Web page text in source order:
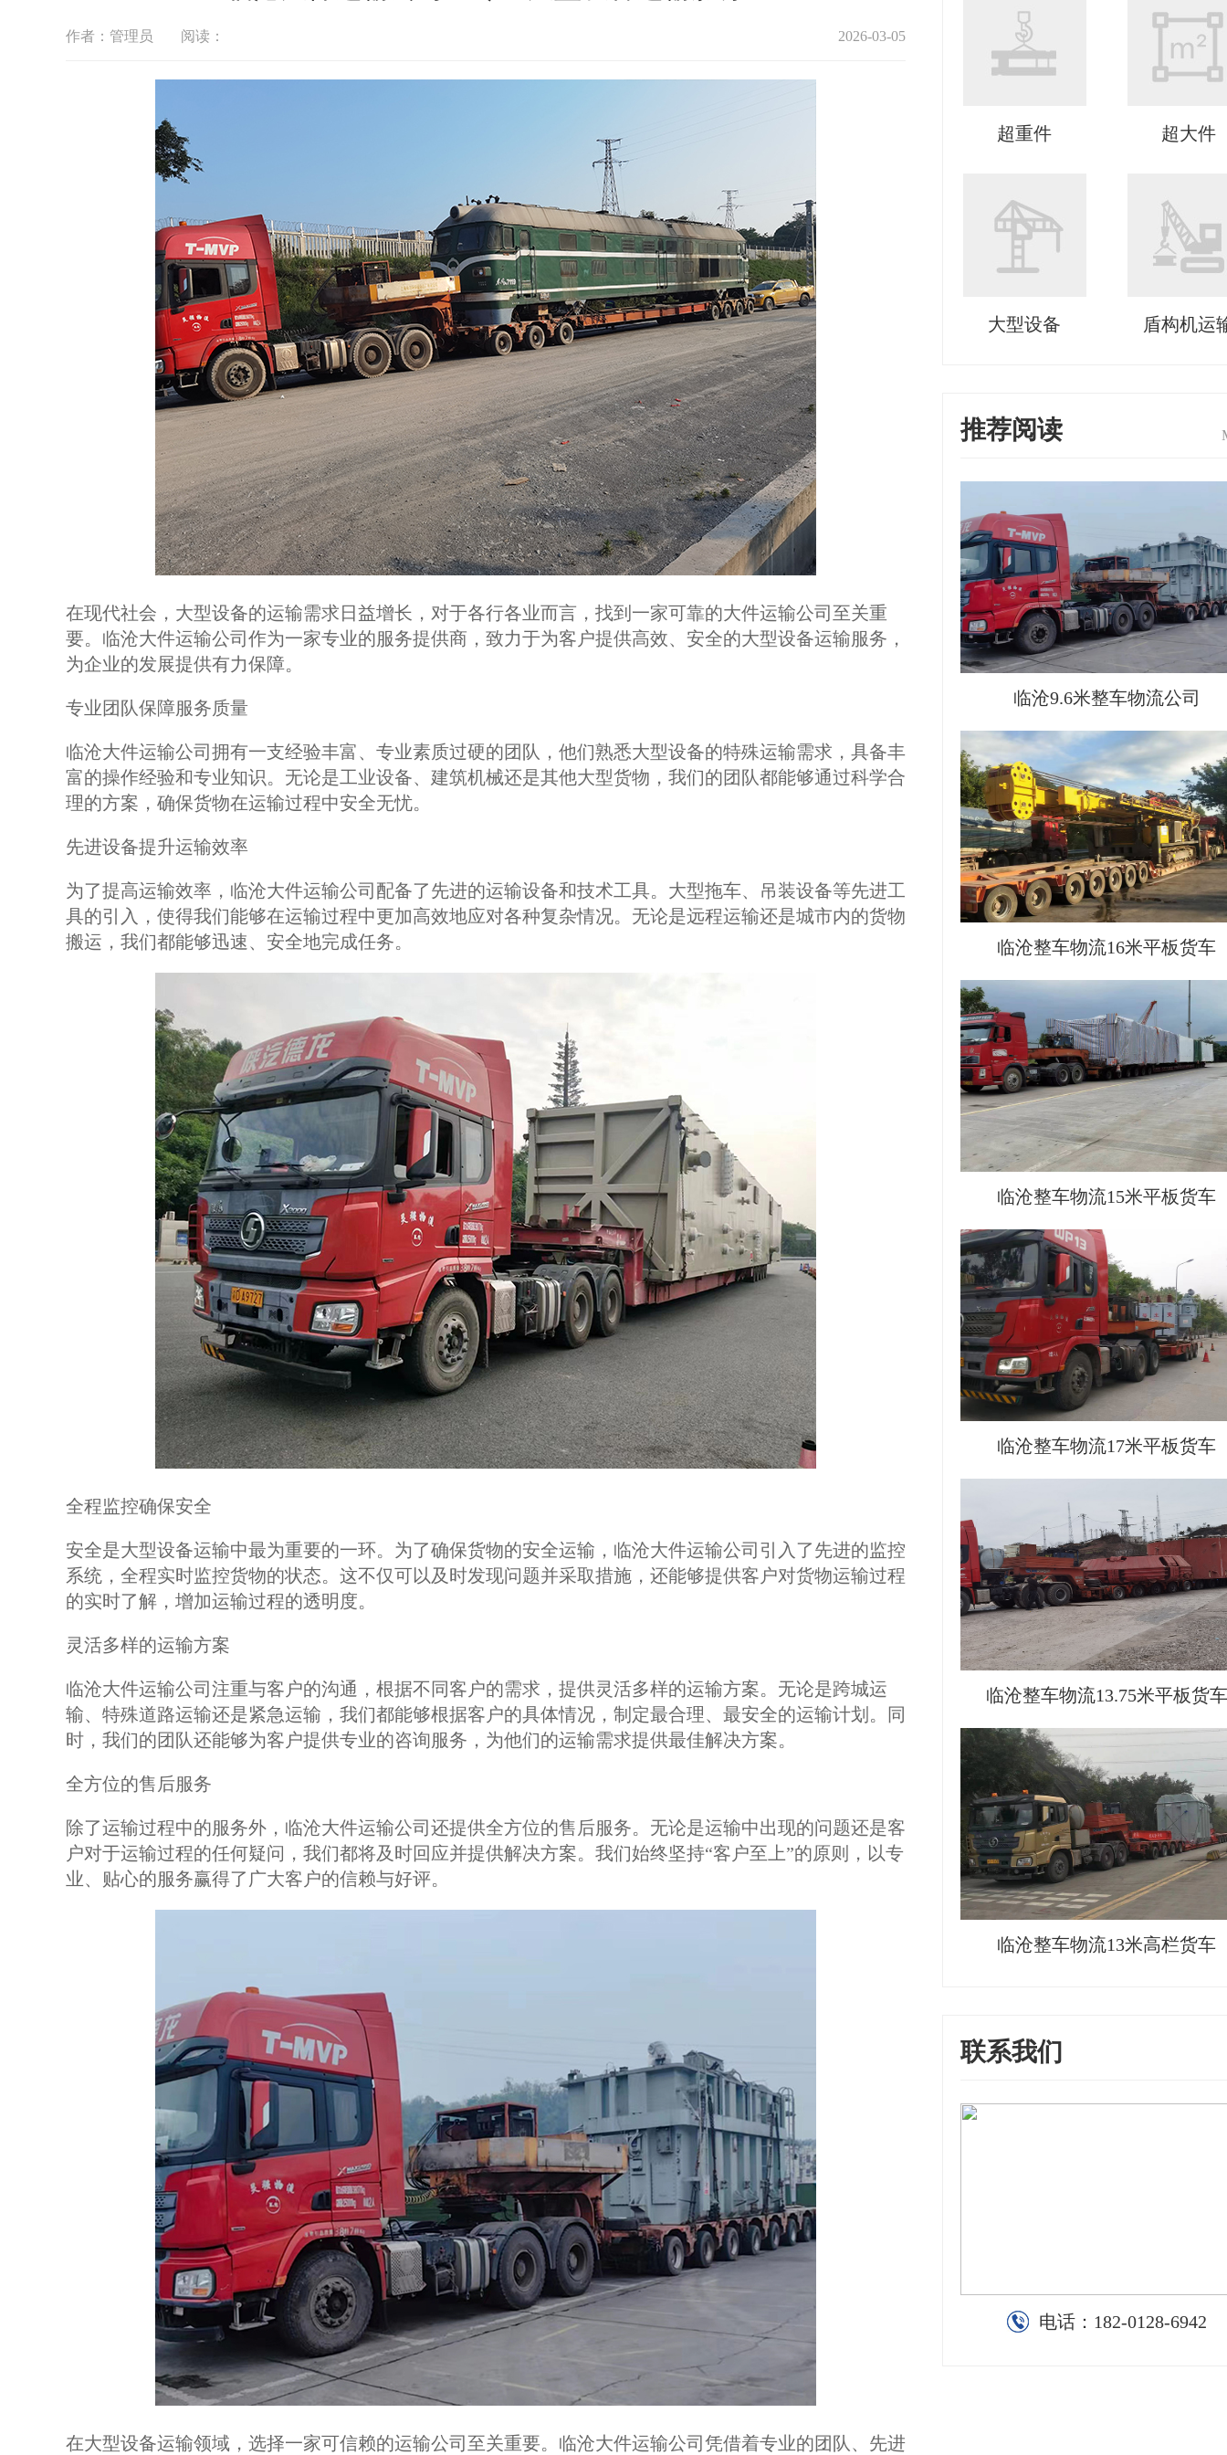
作者：管理员 阅读： 2026-03-05
在现代社会，大型设备的运输需求日益增长，对于各行各业而言，找到一家可靠的大件运输公司至关重
要。临沧大件运输公司作为一家专业的服务提供商，致力于为客户提供高效、安全的大型设备运输服务，
为企业的发展提供有力保障。
专业团队保障服务质量
临沧大件运输公司拥有一支经验丰富、专业素质过硬的团队，他们熟悉大型设备的特殊运输需求，具备丰
富的操作经验和专业知识。无论是工业设备、建筑机械还是其他大型货物，我们的团队都能够通过科学合
理的方案，确保货物在运输过程中安全无忧。
先进设备提升运输效率
为了提高运输效率，临沧大件运输公司配备了先进的运输设备和技术工具。大型拖车、吊装设备等先进工
具的引入，使得我们能够在运输过程中更加高效地应对各种复杂情况。无论是远程运输还是城市内的货物
搬运，我们都能够迅速、安全地完成任务。
全程监控确保安全
安全是大型设备运输中最为重要的一环。为了确保货物的安全运输，临沧大件运输公司引入了先进的监控
系统，全程实时监控货物的状态。这不仅可以及时发现问题并采取措施，还能够提供客户对货物运输过程
的实时了解，增加运输过程的透明度。
灵活多样的运输方案
临沧大件运输公司注重与客户的沟通，根据不同客户的需求，提供灵活多样的运输方案。无论是跨城运
输、特殊道路运输还是紧急运输，我们都能够根据客户的具体情况，制定最合理、最安全的运输计划。同
时，我们的团队还能够为客户提供专业的咨询服务，为他们的运输需求提供最佳解决方案。
全方位的售后服务
除了运输过程中的服务外，临沧大件运输公司还提供全方位的售后服务。无论是运输中出现的问题还是客
户对于运输过程的任何疑问，我们都将及时回应并提供解决方案。我们始终坚持“客户至上”的原则，以专
业、贴心的服务赢得了广大客户的信赖与好评。
在大型设备运输领域，选择一家可信赖的运输公司至关重要。临沧大件运输公司凭借着专业的团队、先进
超重件 超大件
大型设备 盾构机运
推荐阅读
临沧9.6米整车物流公司
临沧整车物流16米平板货车
临沧整车物流15米平板货车
临沧整车物流17米平板货车
临沧整车物流13.75米平板货车
临沧整车物流13米高栏货车
联系我们
电话： 182-0128-6942